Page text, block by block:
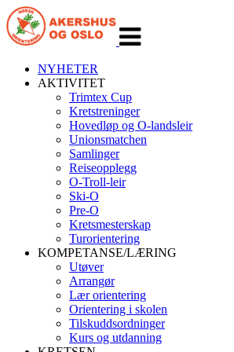
navigasjon
NYHETER
AKTIVITET
Trimtex Cup
Kretstreninger
Hovedløp og O-landsleir
Unionsmatchen
Samlinger
Reiseopplegg
O-Troll-leir
Ski-O
Pre-O
Kretsmesterskap
Turorientering
KOMPETANSE/LÆRING
Utøver
Arrangør
Lær orientering
Orientering i skolen
Tilskuddsordninger
Kurs og utdanning